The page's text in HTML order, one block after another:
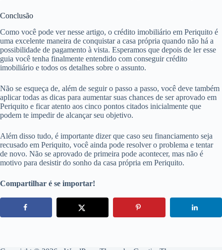
Conclusão
Como você pode ver nesse artigo, o crédito imobiliário em Periquito é
uma excelente maneira de conquistar a casa própria quando não há a
possibilidade de pagamento à vista. Esperamos que depois de ler esse
guia você tenha finalmente entendido com conseguir crédito
imobiliário e todos os detalhes sobre o assunto.
Não se esqueça de, além de seguir o passo a passo, você deve também
aplicar todas as dicas para aumentar suas chances de ser aprovado em
Periquito e ficar atento aos cinco pontos citados inicialmente que
podem te impedir de alcançar seu objetivo.
Além disso tudo, é importante dizer que caso seu financiamento seja
recusado em Periquito, você ainda pode resolver o problema e tentar
de novo. Não se aprovado de primeira pode acontecer, mas não é
motivo para desistir do sonho da casa própria em Periquito.
Compartilhar é se importar!